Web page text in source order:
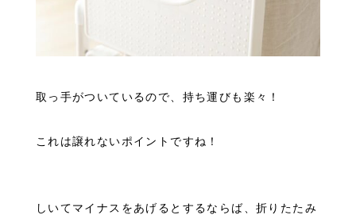
取っ手がついているので、持ち運びも楽々！
これは譲れないポイントですね！
しいてマイナスをあげるとするならば、折りたたみ